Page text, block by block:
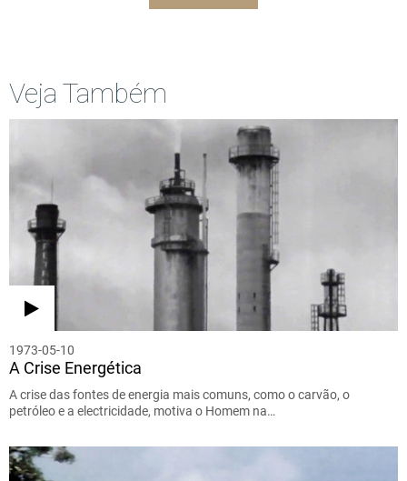
Veja Também
1973-05-10
A Crise Energética
A crise das fontes de energia mais comuns, como o carvão, o
petróleo e a electricidade, motiva o Homem na…